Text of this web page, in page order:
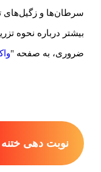
سرطان‌ها و زگیل‌های
بیشتر درباره نحوه
ضروری، به صفحه "
نوبت دهی ختنه